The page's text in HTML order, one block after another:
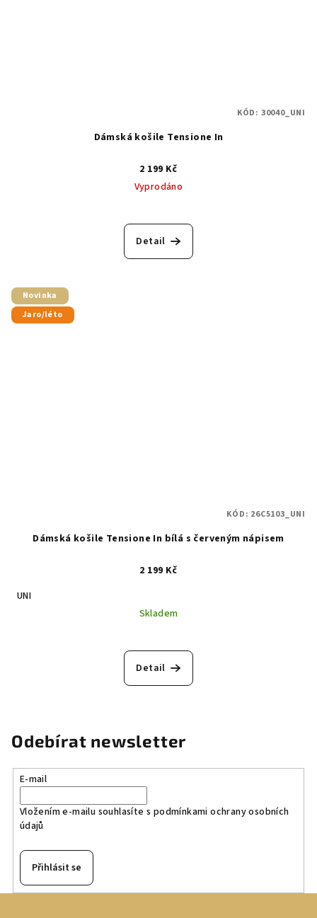
Dámská košile Tensione In
2 199 Kč
Vyprodáno
Detail
KÓD: 30040_UNI
Novinka
Jaro/léto
Dámská košile Tensione In bílá s červeným nápisem
2 199 Kč
UNI
Skladem
Detail
KÓD: 26C5103_UNI
Odebírat newsletter
E-mail
Vložením e-mailu souhlasíte s podmínkami ochrany osobních
údajů
Přihlásit se